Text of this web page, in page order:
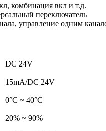
комбинация вкл и т.д.
переключатель
управление одним
DC 24V
15mA/DC 24V
0°С ~ 40°С
20% ~ 90%